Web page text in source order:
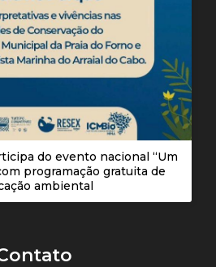
do evento nacional “Um
programação gratuita de
ambiental